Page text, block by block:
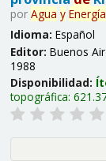
por Agua y Energía
Idioma: Español
Editor: Buenos
1988
Disponibilidad:
topográfica: